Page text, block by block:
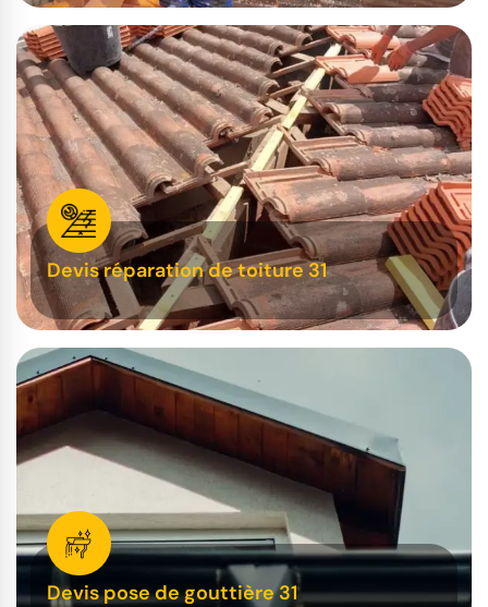
Devis réparation de toiture 31
Devis pose de gouttière 31